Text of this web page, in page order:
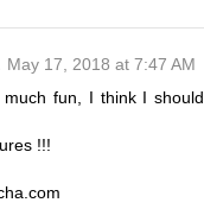
May 17, 2018 at 7:47 AM
much fun, I think I
!!!